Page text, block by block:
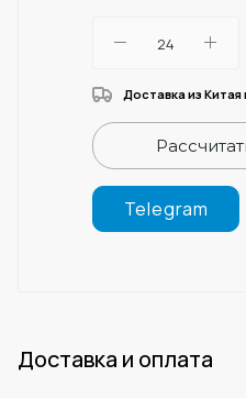
Доставка из Китая
Telegram
Доставка и оплата